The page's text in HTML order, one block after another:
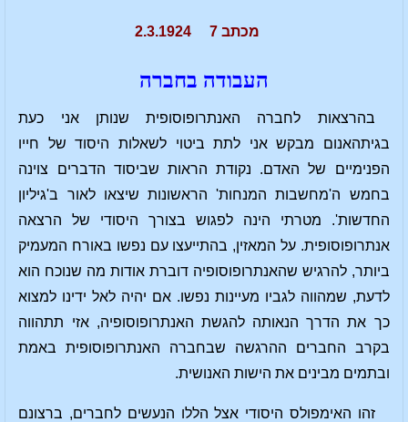
מכתב 7 2.3.1924
העבודה בחברה
בהרצאות לחברה האנתרופוסופית שנותן אני כעת
בגיתהאנום מבקש אני לתת ביטוי לשאלות היסוד של חייו
הפנימיים של האדם. נקודת הראות שביסוד הדברים צוינה
בחמש ה'מחשבות המנחות' הראשונות שיצאו לאור ב'גיליון
החדשות'. מטרתי הינה לפגוש בצורך היסודי של הרצאה
אנתרופוסופית. על המאזין, בהתייעצו עם נפשו באורח המעמיק
ביותר, להרגיש שהאנתרופוסופיה דוברת אודות מה שנוכח הוא
לדעת, שמהווה לגביו מעיינות נפשו. אם יהיה לאל ידינו למצוא
כך את הדרך הנאותה להגשת האנתרופוסופיה, אזי תתהווה
בקרב החברים ההרגשה שבחברה האנתרופוסופית באמת
ובתמים מבינים את הישות האנושית.
זהו האימפולס היסודי אצל הללו הנעשים לחברים, ברצונם